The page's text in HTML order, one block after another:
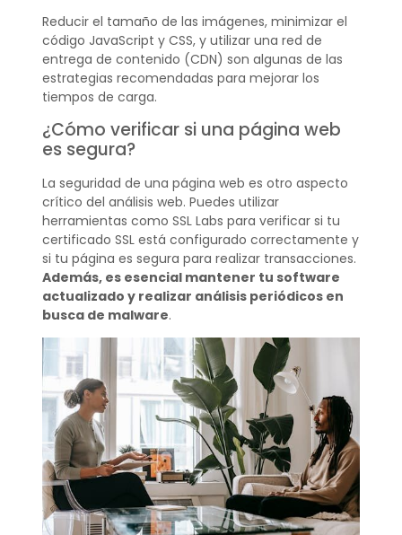
Reducir el tamaño de las imágenes, minimizar el
código JavaScript y CSS, y utilizar una red de
entrega de contenido (CDN) son algunas de las
estrategias recomendadas para mejorar los
tiempos de carga.
¿Cómo verificar si una página web
es segura?
La seguridad de una página web es otro aspecto
crítico del análisis web. Puedes utilizar
herramientas como SSL Labs para verificar si tu
certificado SSL está configurado correctamente y
si tu página es segura para realizar transacciones.
Además, es esencial mantener tu software
actualizado y realizar análisis periódicos en
busca de malware.